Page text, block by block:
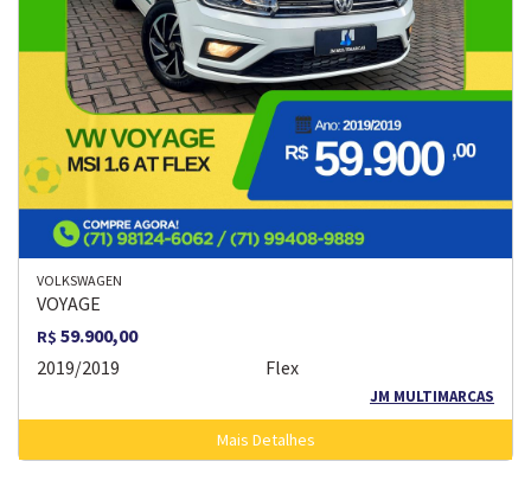
VOLKSWAGEN
VOYAGE
R$ 59.900,00
2019/2019
Flex
JM MULTIMARCAS
Mais Detalhes